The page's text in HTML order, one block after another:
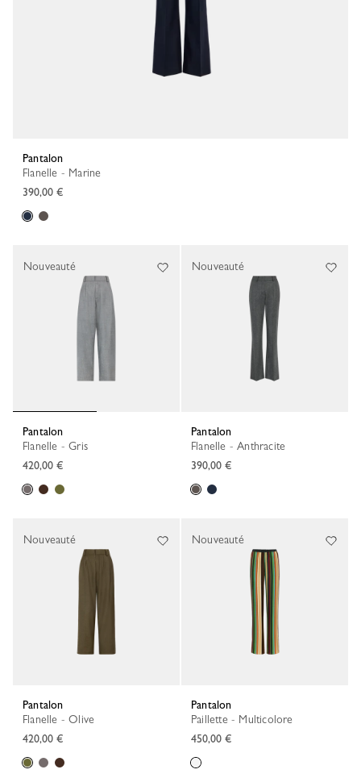
Pantalon
Flanelle - Marine
390,00 €
Pantalon
Flanelle - Gris
420,00 €
Nouveauté
Pantalon
Flanelle - Anthracite
390,00 €
Nouveauté
Pantalon
Flanelle - Olive
420,00 €
Nouveauté
Pantalon
Paillette - Multicolore
450,00 €
Nouveauté